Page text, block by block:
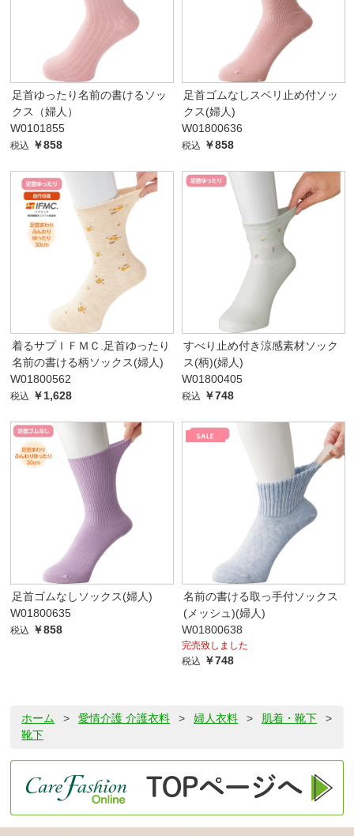
足首ゆったり名前の書けるソッ
クス（婦人）
W0101855
税込 ￥858
足首ゴムなしスベリ止め付ソッ
クス(婦人)
W01800636
税込 ￥858
着るサプＩＦＭＣ.足首ゆったり
名前の書ける柄ソックス(婦人)
W01800562
税込 ￥1,628
すべり止め付き涼感素材ソック
ス(柄)(婦人)
W01800405
税込 ￥748
足首ゴムなしソックス(婦人)
W01800635
税込 ￥858
名前の書ける取っ手付ソックス
(メッシュ)(婦人)
W01800638
完売致しました
税込 ￥748
ホーム > 愛情介護 介護衣料 > 婦人衣料 > 肌着・靴下
>
靴下